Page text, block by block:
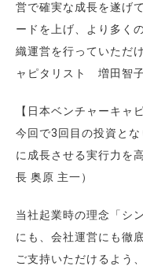
営で確実な成長を遂げ
ードを上げ、より多く
織運営を行っていただ
ャピタリスト 増田智子
【日本ベンチャーキャ
今回で3回目の投資と
に成長させる実行力を
長 奥原 主一）
当社起業時の理念「シ
にも、会社運営にも徹
ご支持いただけるよう